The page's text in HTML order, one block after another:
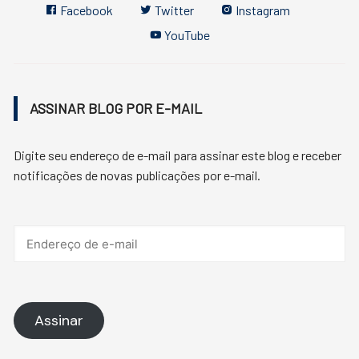
Facebook Twitter
Instagram
YouTube
ASSINAR BLOG POR E-MAIL
Digite seu endereço de e-mail para assinar este blog e receber
notificações de novas publicações por e-mail.
Assinar